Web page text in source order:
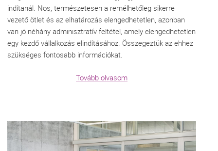
indítanál. Nos, természetesen a remélhetőleg sikerre
vezető ötlet és az elhatározás elengedhetetlen, azonban
van jó néhány adminisztratív feltétel, amely elengedhetetlen
egy kezdő vállalkozás elindításához. Összegeztük az ehhez
szükséges fontosabb információkat.
Tovább olvasom